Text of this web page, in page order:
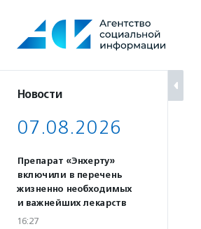
содержанию
Новости
07.08.2026
Препарат «Энхерту»
включили в перечень
жизненно необходимых
и важнейших лекарств
16:27